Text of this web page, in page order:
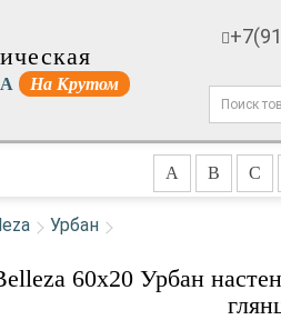
На Крутом
A B C
Урбан
60x20 Урбан